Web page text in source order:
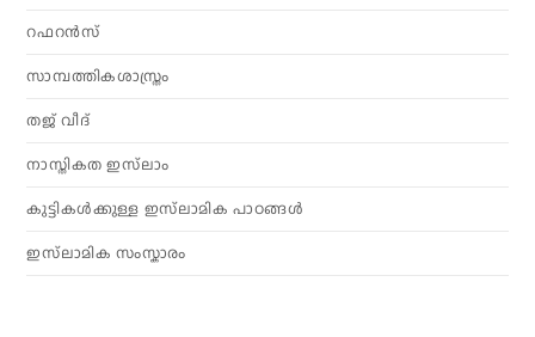
റഫറൻസ്
സാമ്പത്തികശാസ്ത്രം
തജ് വീദ്
നാസ്തികത ഇസ്‌ലാം
കുട്ടികൾക്കുള്ള ഇസ്‌ലാമിക പാഠങ്ങൾ
ഇസ്‌ലാമിക സംസ്കാരം